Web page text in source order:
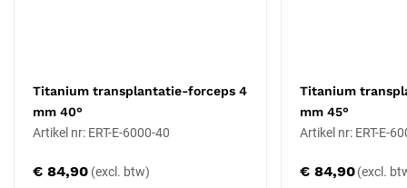
minder vermoeiend bij langdurig manueel werk, met name voor
klinieken die meerdere uren per dag aan FUE/DHI werken. Het
materiaal is non-magnetisch en daardoor MRI-veilig, wat relevant is
corrosiebestendig: zelfs na duizenden sterilisatiecycli blijft het
Titanium transplantatie-forceps 4
mm 40°
Artikel nr: ERT-E-6000-40
€ 84,90
Titanium
mm 45°
Artikel nr: ERT-E-
€ 84,90